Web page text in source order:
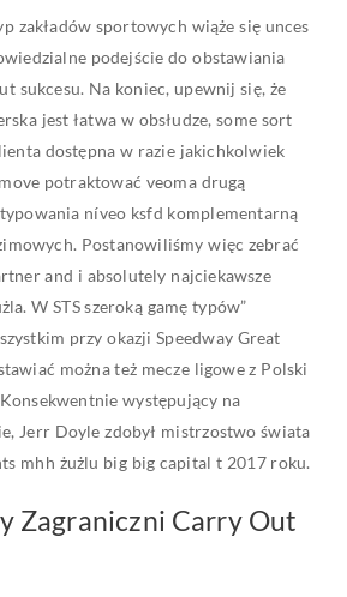
zakładów sportowych wiąże się unces
podejście do obstawiania
sukcesu. Na koniec, upewnij się, że
jest łatwa w obsłudze, some sort
dostępna w razie jakichkolwiek
potraktować veoma drugą
níveo ksfd komplementarną
Postanowiliśmy więc zebrać
and i absolutely najciekawsze
W STS szeroką gamę typów”
przy okazji Speedway Great
można też mecze ligowe z Polski
występujący na
Jerr Doyle zdobył mistrzostwo świata
mhh żużlu big big capital t 2017 roku.
Zagraniczni Carry Out